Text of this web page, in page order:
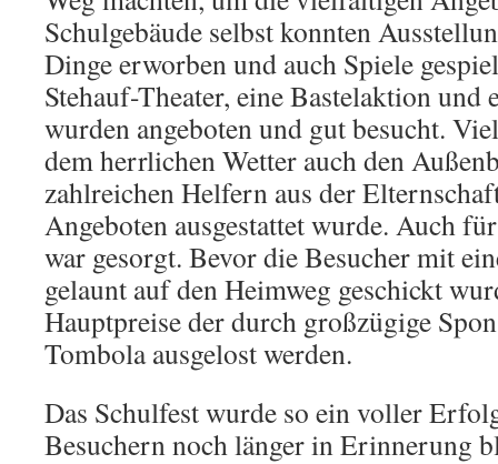
Schulgebäude selbst konnten
Dinge erworben und auch Spiele
Stehauf-Theater, eine Bastelaktion
wurden angeboten und gut besucht.
dem herrlichen Wetter auch den
zahlreichen Helfern aus der
Angeboten ausgestattet wurde. Auch
war gesorgt. Bevor die Besucher mit
gelaunt auf den Heimweg geschickt
Hauptpreise der durch großzügige
Tombola ausgelost werden.
Das Schulfest wurde so ein voller
Besuchern noch länger in Erinnerung